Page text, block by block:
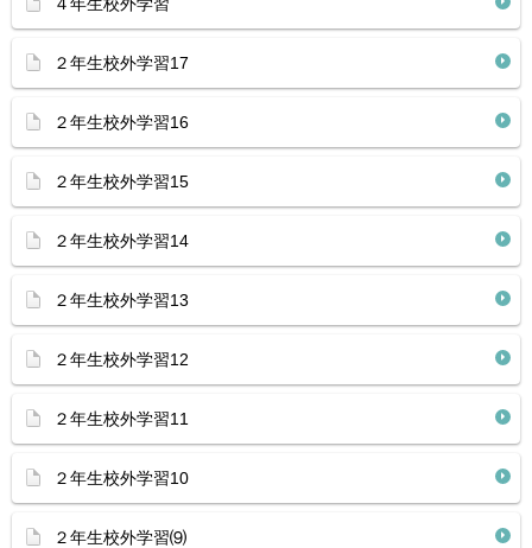
２年生校外学習17
２年生校外学習16
２年生校外学習15
２年生校外学習14
２年生校外学習13
２年生校外学習12
２年生校外学習11
２年生校外学習10
２年生校外学習⑼